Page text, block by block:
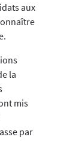
aux
la
mis
par